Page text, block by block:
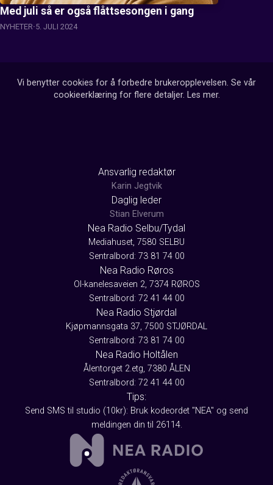
Med juli så er også flåttsesongen i gang
NYHETER 5. JULI 2024
Vi benytter cookies for å forbedre brukeropplevelsen. Se vår
cookieerklæring for flere detaljer. Les mer.
Ansvarlig redaktør
Karin Jegtvik
Daglig leder
Stian Elverum
Nea Radio Selbu/Tydal
Mediahuset, 7580 SELBU
Sentralbord: 73 81 74 00
Nea Radio Røros
Ol-kanelesaveien 2, 7374 RØROS
Sentralbord: 72 41 44 00
Nea Radio Stjørdal
Kjøpmannsgata 37, 7500 STJØRDAL
Sentralbord: 73 81 74 00
Nea Radio Holtålen
Ålentorget 2.etg, 7380 ÅLEN
Sentralbord: 72 41 44 00
Tips:
Send SMS til studio (10kr): Bruk kodeordet "NEA" og send
meldingen din til 26114.